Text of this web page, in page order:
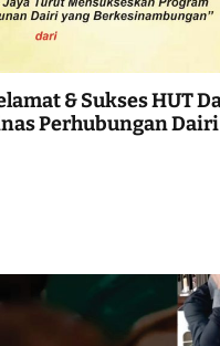
& Sukses HUT
Perhubungan Dairi